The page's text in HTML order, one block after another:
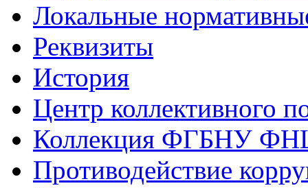
Локальные
Реквизиты
История
Центр коллективного
Коллекция ФГБНУ
Противодействие